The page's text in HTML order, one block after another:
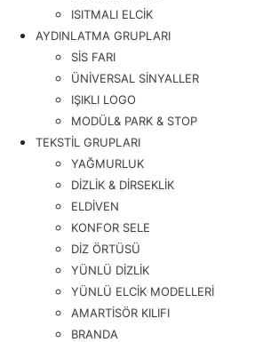
ISITMALI ELCİK
AYDINLATMA GRUPLARI
SİS FARI
ÜNİVERSAL SİNYALLER
IŞIKLI LOGO
MODÜL& PARK & STOP
TEKSTİL GRUPLARI
YAĞMURLUK
DİZLİK & DİRSEKLİK
ELDİVEN
KONFOR SELE
DİZ ÖRTÜSÜ
YÜNLÜ DİZLİK
YÜNLÜ ELCİK MODELLERİ
AMARTİSÖR KILIFI
BRANDA